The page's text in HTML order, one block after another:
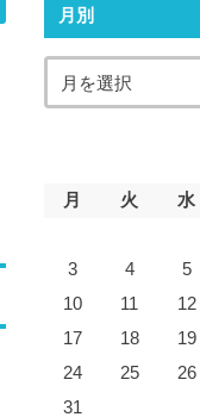
月別
月
火 水
3
4 5
10
11 12
17
18 19
24
25 26
31